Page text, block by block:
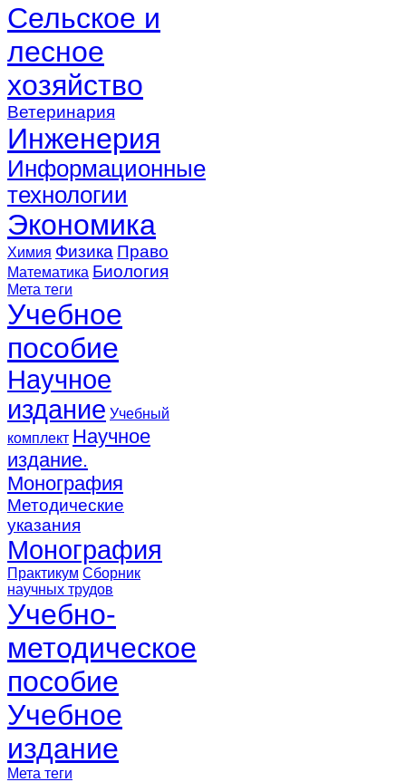
Сельское и
лесное
хозяйство
Ветеринария
Инженерия
Информационные
технологии
Экономика
Химия Физика Право
Математика Биология
Мета теги
Учебное
пособие
Научное
издание Учебный
комплект Научное
издание.
Монография
Методические
указания
Монография
Практикум Сборник
научных трудов
Учебно-
методическое
пособие
Учебное
издание
Мета теги